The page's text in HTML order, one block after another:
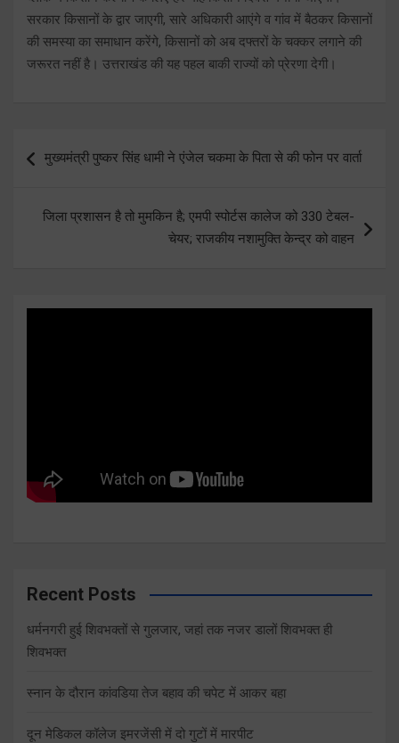
सरकार किसानों के द्वार जाएगी, सारे अधिकारी आएंगे व गांव में बैठकर किसानों
की समस्या का समाधान करेंगे, किसानों को अब दफ्तरों के चक्कर लगाने की
जरूरत नहीं है। उत्तराखंड की यह पहल बाकी राज्यों को प्रेरणा देगी।
navigation
मुख्यमंत्री पुष्कर सिंह धामी ने एंजेल चकमा के पिता से की फोन पर वार्ता
जिला प्रशासन है तो मुमकिन है; एमपी स्पोर्टस कालेज को 330 टेबल-
चेयर; राजकीय नशामुक्ति केन्द्र को वाहन
Recent Posts
धर्मनगरी हुई शिवभक्तों से गुलजार, जहां तक नजर डालों शिवभक्त ही
शिवभक्त
स्नान के दौरान कांवडिया तेज बहाव की चपेट में आकर बहा
दून मेडिकल कॉलेज इमरजेंसी में दो गुटों में मारपीट